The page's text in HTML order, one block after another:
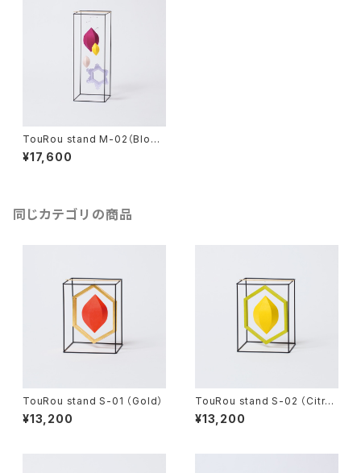
TouRou stand M-02（Bloss
om）
¥17,600
同じカテゴリの商品
TouRou stand S-01 （Gold）
¥13,200
TouRou stand S-02 （Citru
s）
¥13,200